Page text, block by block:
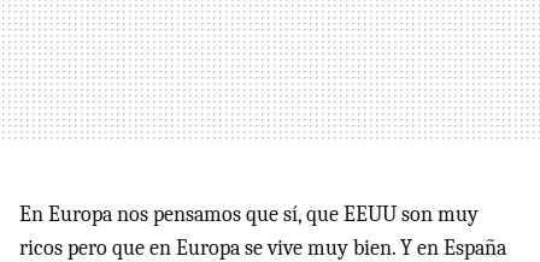
En Europa nos pensamos que sí, que EEUU son muy
ricos pero que en Europa se vive muy bien. Y en España